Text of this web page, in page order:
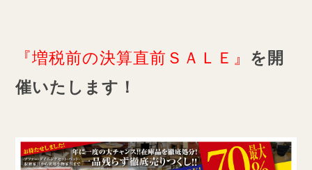
『増税前の決算直前ＳＡＬＥ』 を開
催いたします！